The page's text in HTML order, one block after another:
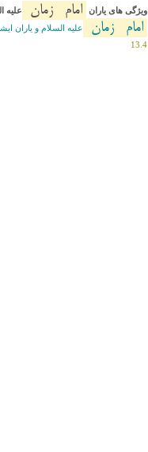
ویژگی های یاران امام زمان علیه
امام زمان
علیه السلام و یاران ایشان هستند دو
13.4